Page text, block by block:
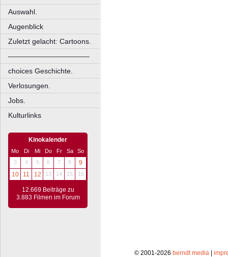
Auswahl.
Augenblick
Zuletzt gelacht: Cartoons.
––––––––––––––––––––
choices Geschichte.
Verlosungen.
Jobs.
Kulturlinks
Kinokalender
Mo Di Mi Do Fr Sa
So
3
4 5 6 7 8
9
10
11 12 13 14 15 16
12.669 Beiträge zu
3.883 Filmen im Forum
© 2001-2026 berndt media|